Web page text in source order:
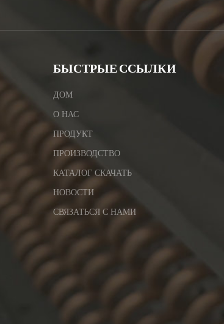
БЫСТРЫЕ ССЫЛКИ
ДОМ
О НАС
ПРОДУКТ
ПРОИЗВОДСТВО
КАТАЛОГ СКАЧАТЬ
НОВОСТИ
СВЯЗАТЬСЯ С НАМИ